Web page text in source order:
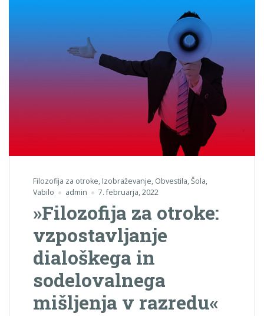
Filozofija za otroke, Izobraževanje, Obvestila,Šola,
Vabilo
admin 7. februarja, 2022
»Filozofija za otroke:
vzpostavljanje
dialoškega in
sodelovalnega
mišljenja v razredu«